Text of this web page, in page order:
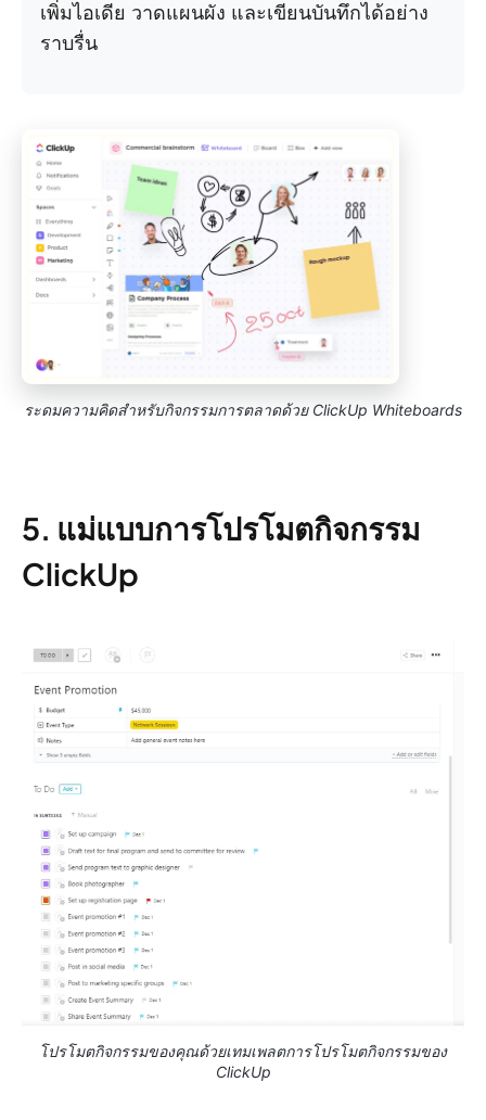
เพิ่มไอเดีย วาดแผนผัง และเขียนบันทึกได้อย่าง
ราบรื่น
ระดมความคิดสำหรับกิจกรรมการตลาดด้วย ClickUp Whiteboards
5. แม่แบบการโปรโมตกิจกรรม
ClickUp
โปรโมตกิจกรรมของคุณด้วยเทมเพลตการโปรโมตกิจกรรมของ
ClickUp